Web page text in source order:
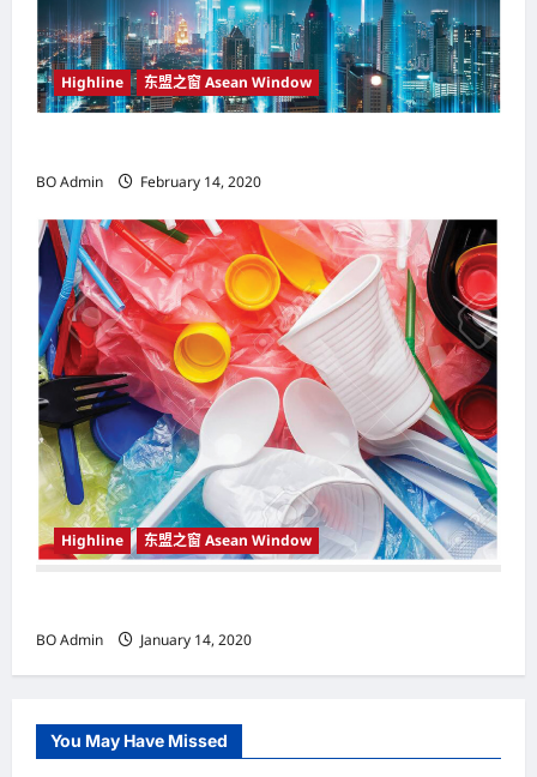
Highline 东盟之窗 Asean Window
BO Admin February 14, 2020
Highline 东盟之窗 Asean Window
BO Admin January 14, 2020
You May Have Missed